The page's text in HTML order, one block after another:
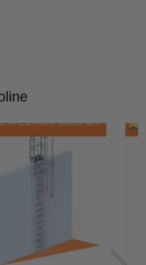
SOUS 48H